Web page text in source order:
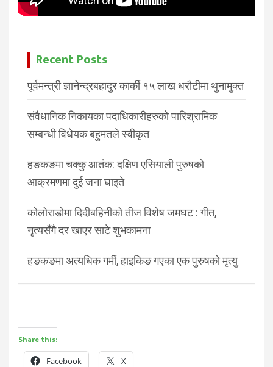
Recent Posts
पूर्वमन्त्री ज्ञानेन्द्रबहादुर कार्की १५ लाख धरौटीमा थुनामुक्त
संवैधानिक निकायका पदाधिकारीहरुको पारिश्रामिक
सम्बन्धी विधेयक बहुमतले स्वीकृत
हङकङमा चक्कु आतंक: दक्षिण एसियाली पुरुषको
आक्रमणमा दुई जना घाइते
कोलोराडोमा दिदीबहिनीको तीज विशेष जमघट : गीत,
नृत्यसँगै दर खाएर साटे शुभकामना
हङकङमा अत्यधिक गर्मी, हाइकिङ गएका एक पुरुषको मृत्यु
Share this:
Facebook X